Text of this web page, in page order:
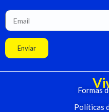
Enviar
Formas
Políticas